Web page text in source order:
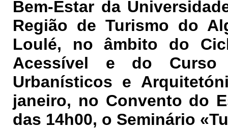
Bem-Estar da
Região de Turismo do
Loulé, no âmbito do
Acessível e do Curso
Urbanísticos e
janeiro, no Convento do
das 14h00, o Seminário